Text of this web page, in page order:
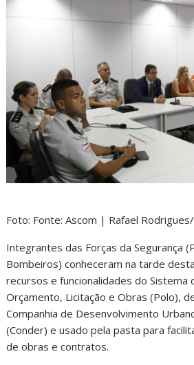
Foto: Fonte: Ascom | Rafael Rodrigues/
Integrantes das Forças da Segurança
Bombeiros) conheceram na tarde
recursos e funcionalidades do Sistema
Orçamento, Licitação e Obras (Polo),
Companhia de Desenvolvimento
(Conder) e usado pela pasta para
de obras e contratos.